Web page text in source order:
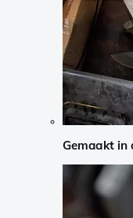
Gemaakt in